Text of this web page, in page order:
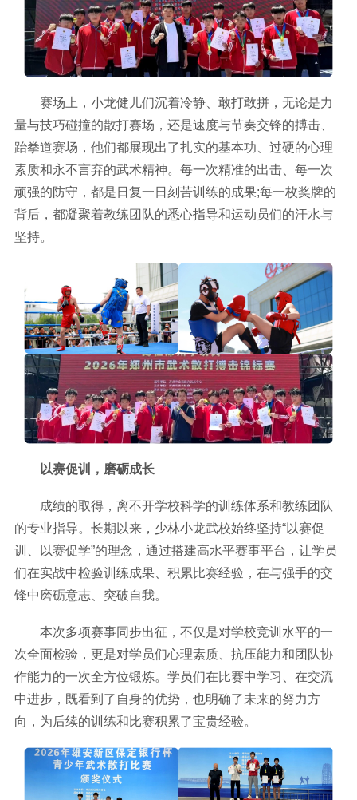
赛场上，小龙健儿们沉着冷静、敢打敢拼，无论是力
量与技巧碰撞的散打赛场，还是速度与节奏交锋的搏击、
跆拳道赛场，他们都展现出了扎实的基本功、过硬的心理
素质和永不言弃的武术精神。每一次精准的出击、每一次
顽强的防守，都是日复一日刻苦训练的成果;每一枚奖牌的
背后，都凝聚着教练团队的悉心指导和运动员们的汗水与
坚持。
以赛促训，磨砺成长
成绩的取得，离不开学校科学的训练体系和教练团队
的专业指导。长期以来，少林小龙武校始终坚持“以赛促
训、以赛促学”的理念，通过搭建高水平赛事平台，让学员
们在实战中检验训练成果、积累比赛经验，在与强手的交
锋中磨砺意志、突破自我。
本次多项赛事同步出征，不仅是对学校竞训水平的一
次全面检验，更是对学员们心理素质、抗压能力和团队协
作能力的一次全方位锻炼。学员们在比赛中学习、在交流
中进步，既看到了自身的优势，也明确了未来的努力方
向，为后续的训练和比赛积累了宝贵经验。